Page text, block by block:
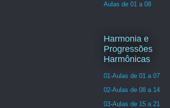
Aulas de 01 a 08
Harmonia e
Progressões
Harmônicas
01-Aulas de 01 a 07
02-Aulas de 08 a 14
03-Aulas de 15 a 21